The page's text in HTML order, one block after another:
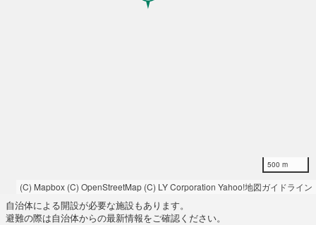
500 m
(C) Mapbox (C) OpenStreetMap (C) LY Corporation Yahoo!地図ガイドライン
自治体による開設が必要な施設もあります。
避難の際は自治体からの最新情報をご確認ください。